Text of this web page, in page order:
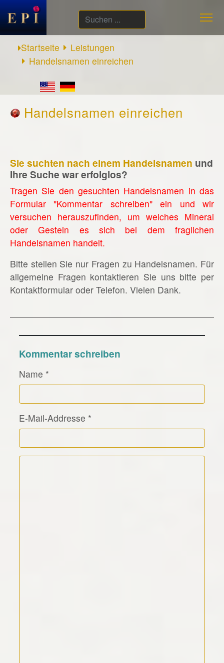
Suchen
...
Startseite
Leistungen
Handelsnamen einreichen
Handelsnamen einreichen
Sie suchten nach einem Handelsnamen und
Ihre Suche war erfolglos?
Tragen Sie den gesuchten Handelsnamen in das
Formular "Kommentar schreiben" ein und wir
versuchen herauszufinden, um welches Mineral
oder Gestein es sich bei dem fraglichen
Handelsnamen handelt.
Bitte stellen Sie nur Fragen zu Handelsnamen. Für
allgemeine Fragen kontaktieren Sie uns bitte per
Kontaktformular oder Telefon. Vielen Dank.
Kommentar schreiben
Name *
E-Mail-Addresse *
Kommentar Text